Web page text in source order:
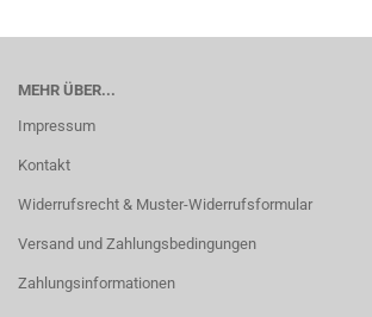
MEHR ÜBER...
Impressum
Kontakt
Widerrufsrecht & Muster-Widerrufsformular
Versand und Zahlungsbedingungen
Zahlungsinformationen